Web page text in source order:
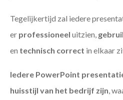
Tegelijkertijd zal iedere
er professioneel uitzien,
en technisch correct in elkaar
Iedere PowerPoint
huisstijl van het bedrijf zijn,